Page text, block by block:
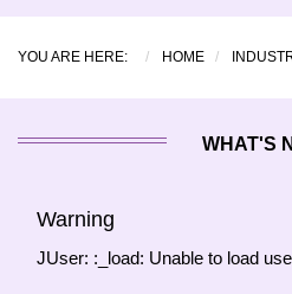
YOU ARE HERE: HOME
WHAT'S
Warning
JUser: :_load: Unable to load